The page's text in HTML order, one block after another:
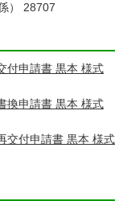
） 28707
付申請書 黒本 様式
換申請書 黒本 様式
交付申請書 黒本 様式